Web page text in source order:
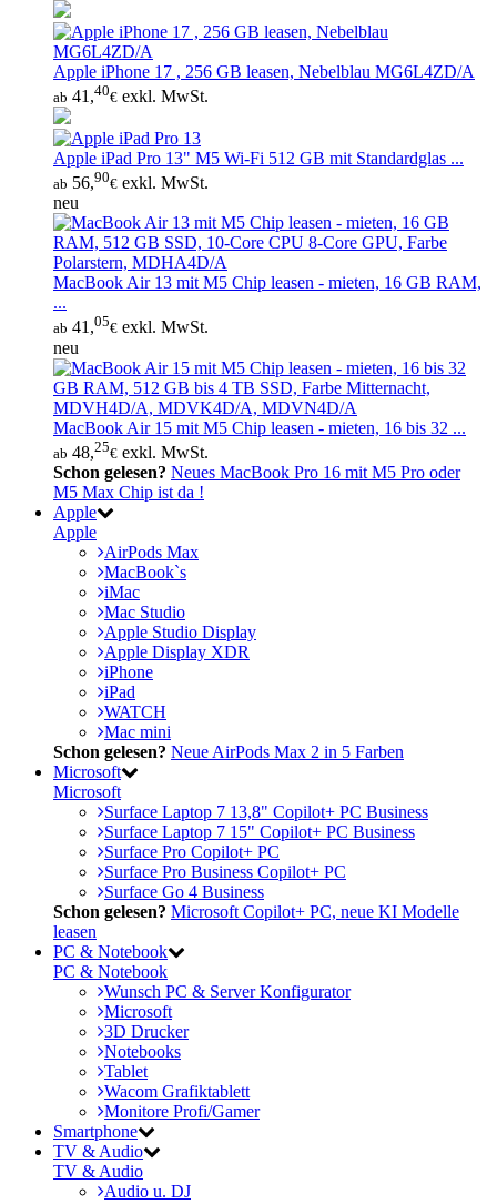
Apple iPhone 17 , 256 GB leasen, Nebelblau MG6L4ZD/A
ab 41,40€ exkl. MwSt.
Apple iPad Pro 13" M5 Wi‑Fi 512 GB mit Standardglas ...
ab 56,90€ exkl. MwSt.
neu
MacBook Air 13 mit M5 Chip leasen - mieten, 16 GB RAM,
...
ab 41,05€ exkl. MwSt.
neu
MacBook Air 15 mit M5 Chip leasen - mieten, 16 bis 32 ...
ab 48,25€ exkl. MwSt.
Schon gelesen? Neues MacBook Pro 16 mit M5 Pro oder
M5 Max Chip ist da !
Apple
Apple
AirPods Max
MacBook`s
iMac
Mac Studio
Apple Studio Display
Apple Display XDR
iPhone
iPad
WATCH
Mac mini
Schon gelesen? Neue AirPods Max 2 in 5 Farben
Microsoft
Microsoft
Surface Laptop 7 13,8" Copilot+ PC Business
Surface Laptop 7 15" Copilot+ PC Business
Surface Pro Copilot+ PC
Surface Pro Business Copilot+ PC
Surface Go 4 Business
Schon gelesen? Microsoft Copilot+ PC, neue KI Modelle
leasen
PC & Notebook
PC & Notebook
Wunsch PC & Server Konfigurator
Microsoft
3D Drucker
Notebooks
Tablet
Wacom Grafiktablett
Monitore Profi/Gamer
Smartphone
TV & Audio
TV & Audio
Audio u. DJ